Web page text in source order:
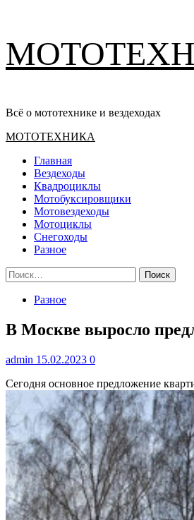
содержимому
Всё о мототехнике и вездеходах
Основное
МОТОТЕХНИКА
Главная
Вездеходы
Квадроциклы
Мотобуксировщики
Мотовездеходы
Мотоциклы
Снегоходы
Разное
Найти:
Разное
В Москве выросло
admin 15.02.2023 0
Сегодня основное предложение